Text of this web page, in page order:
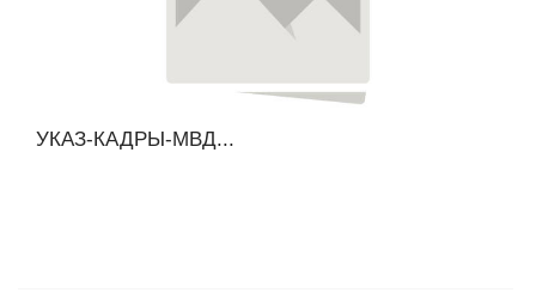
УКАЗ-КАДРЫ-МВД...